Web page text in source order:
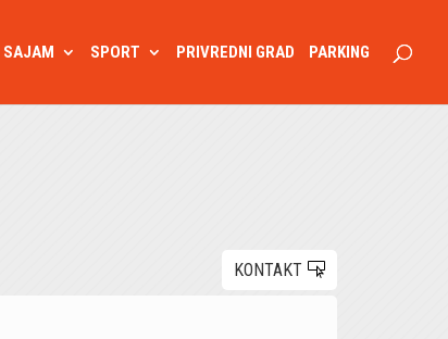
SAJAM SPORT PRIVREDNI GRAD PARKING
KONTAKT